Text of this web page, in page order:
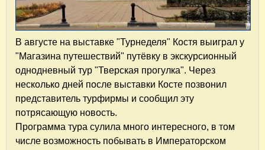
В августе на выставке "Турнеделя" Костя выиграл у
"Магазина путешествий" путёвку в экскурсионный
однодневный тур "Тверская прогулка". Через
несколько дней после выставки Косте позвонил
представитель турфирмы и сообщил эту
потрясающую новость.
Программа тура сулила много интересного, в том
числе возможность побывать в Императорском